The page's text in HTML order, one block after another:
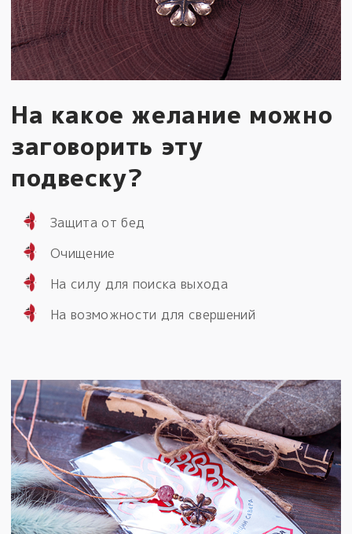
На какое желание можно
заговорить эту
подвеску?
Защита от бед
Очищение
На силу для поиска выхода
На возможности для свершений